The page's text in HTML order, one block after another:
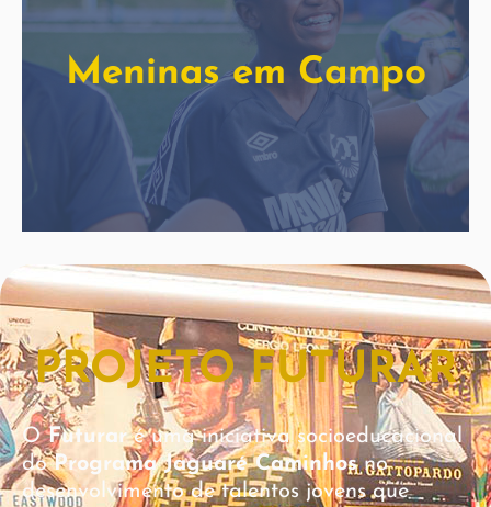
Meninas em Campo
Saiba mais
PROJETO FUTURAR
OFuturaré uma iniciativa socioeducacional
doPrograma Jaguaré Caminhosno
desenvolvimento de talentos jovens que